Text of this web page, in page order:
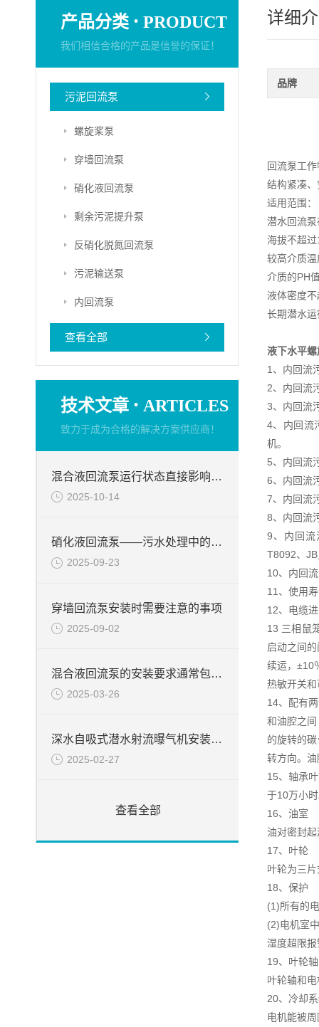
产品分类 · PRODUCT
我们相信合格的产品是信誉的保证！
污泥回流泵
螺旋桨泵
穿墙回流泵
硝化液回流泵
剩余污泥提升泵
反硝化脱氮回流泵
污泥输送泵
内回流泵
查看全部
技术文章 · ARTICLES
致力于成为合格的解决方案供应商！
混合液回流泵运行状态直接影响整个工艺流程的稳定性与效率
2025-10-14
硝化液回流泵——污水处理中的关键角色
2025-09-23
穿墙回流泵安装时需要注意的事项
2025-09-02
混合液回流泵的安装要求通常包括以下几个方面
2025-03-26
深水自吸式潜水射流曝气机安装简介
2025-02-27
查看全部
详细
品牌
回流泵工
结构紧凑
适用范围：
潜水回流
海拔不超
较高介质
介质的PH
液体密度
长期潜水
液下水平
1、内回流
2、内回流
3、内回流
4、内回流
机。
5、内回流
6、内回流
7、内回流
8、内回流
9、内回流
T8092、
10、内回
11、使用
12、电缆
13 三相鼠
启动之间
续运，±10
热敏开关
14、配有
和油腔之
的旋转的
转方向。
15、轴承
于10万小
16、油室
油对密封
17、叶轮
叶轮为三
18、保护
(1)所有的
(2)电机室
湿度超限
19、叶轮轴
叶轮轴和
20、冷却
电机能被